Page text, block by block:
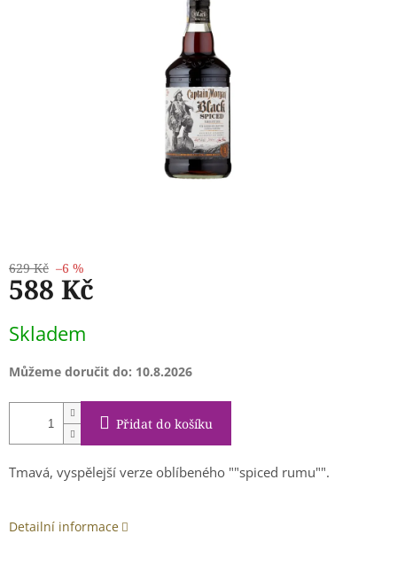
629 Kč –6 %
588 Kč
cena:
Skladem
Můžeme doručit do: 10.8.2026
Přidat do košíku
Tmavá, vyspělejší verze oblíbeného ""spiced rumu"".
Detailní informace